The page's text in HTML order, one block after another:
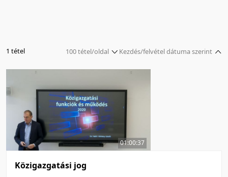
Kezdés/felvétel dátuma szerint
Relevancia szerint
Feltöltés dátuma szerint
Utolsó módosítás szerint
1 tétel
100 tétel/oldal
5 tétel/oldal
20 tétel/oldal
50 tétel/oldal
100 tétel/oldal
01:00:37
Közigazgatási jog